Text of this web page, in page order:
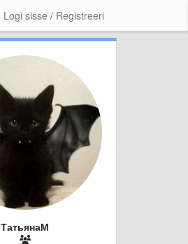
Logi sisse / Registreeri
ТатьянаМ